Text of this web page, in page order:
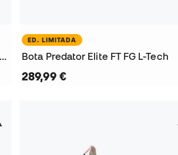
Bota F50 Sparkfusion Elite FG/AG Mujer Trinity Rodman
ED. LIMITADA
Bota Predator Elite FT FG L-Tech
289,99 €